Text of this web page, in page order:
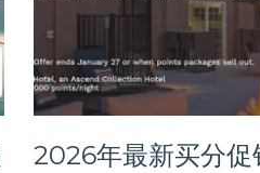
励
实
用
攻
（03/30）
2026年最新买分